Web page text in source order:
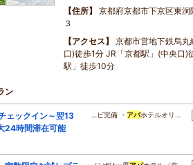
住所
京都府京都市下京区東
３
アクセス
京都市営地下鉄烏
口)徒歩1分 JR「京都駅」(中央口)
駅」徒歩10分
ン
ェックイン～翌13
24時間滞在可能
…ビ完備 ・ アパホテルオリ…